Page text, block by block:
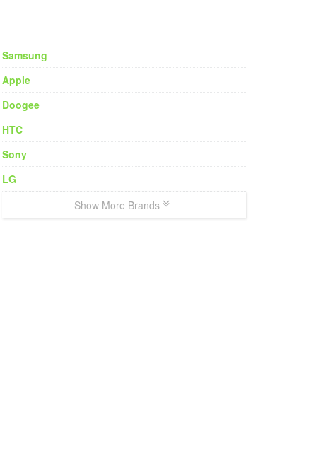
Samsung
Apple
Doogee
HTC
Sony
LG
Show More Brands